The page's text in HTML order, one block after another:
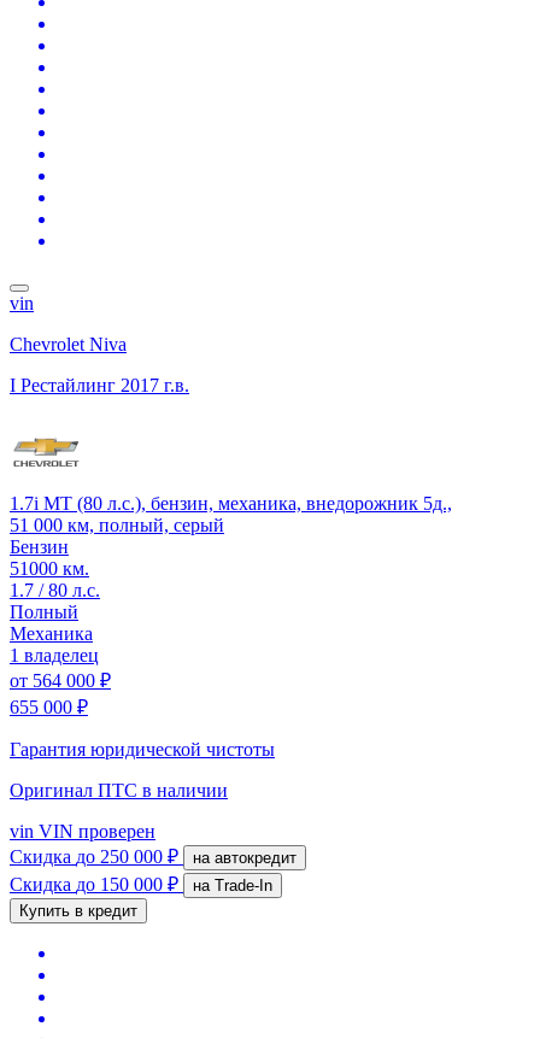
vin
Chevrolet Niva
I Рестайлинг 2017 г.в.
1.7i MT (80 л.с.), бензин, механика, внедорожник 5д.,
51 000 км, полный, серый
Бензин
51000 км.
1.7 / 80 л.с.
Полный
Механика
1 владелец
от 564 000 ₽
655 000 ₽
Гарантия юридической чистоты
Оригинал ПТС в наличии
vin VIN проверен
Скидка до 250 000 ₽ на автокредит
Скидка до 150 000 ₽
на Trade-In
Купить в кредит